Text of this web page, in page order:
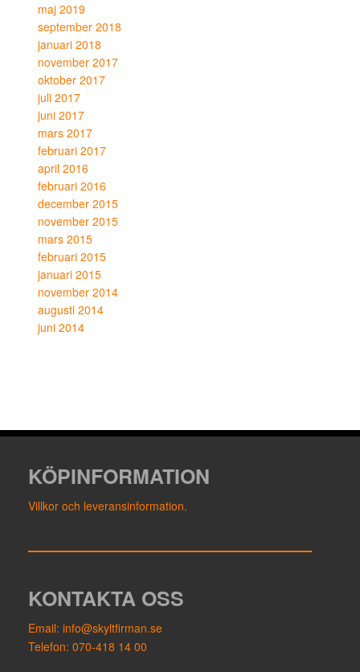
maj 2019
september 2018
januari 2018
november 2017
oktober 2017
juli 2017
juni 2017
mars 2017
februari 2017
april 2016
februari 2016
december 2015
november 2015
mars 2015
februari 2015
januari 2015
november 2014
augusti 2014
juni 2014
KÖPINFORMATION
Villkor och leveransinformation.
KONTAKTA OSS
Email: info@skyltfirman.se
Telefon: 070-418 14 00